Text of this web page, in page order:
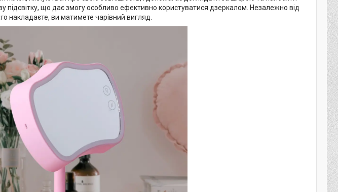
підсвітку, що дає змогу особливо ефективно користуватися дзеркалом. Незалежно від
накладаєте, ви матимете чарівний вигляд.